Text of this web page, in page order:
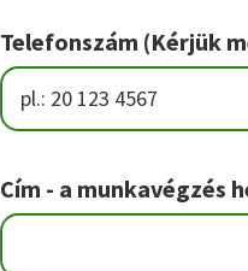
Telefonszám (Kérjük
Cím - a munkavégzés